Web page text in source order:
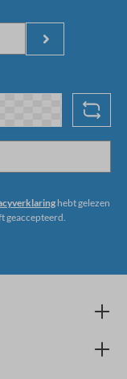
hebt gelezen
geaccepteerd.